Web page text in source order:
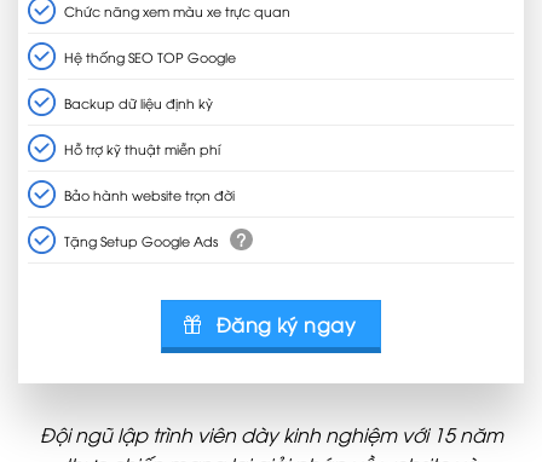
Chức năng xem màu xe trực quan
Hệ thống SEO TOP Google
Backup dữ liệu định kỳ
Hỗ trợ kỹ thuật miễn phí
Bảo hành website trọn đời
Tặng Setup Google Ads ?
Đăng ký ngay
Đội ngũ lập trình viên dày kinh nghiệm với 15 năm